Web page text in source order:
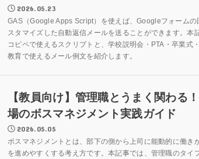
2026.05.23
GAS（Google Apps Script）を使えば、Googleフォームの
スタマイズした自動返信メールを送ることができます。本
コピペで使えるスクリプトと、学校説明会・PTA・卒業式
教育で使えるメール例文を紹介します。
【教員向け】管理職とうまく関わる
場のボスマネジメント実践ガイド
2026.05.05
ボスマネジメントとは、部下の側から上司に能動的に働き
を進めやすくする考え方です。本記事では、管理職のタイ